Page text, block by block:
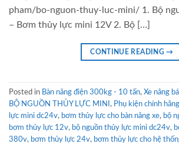
pham/bo-nguon-thuy-luc-mini/ 1. Bộ
– Bơm thủy lực mini 12V 2. Bộ […]
CONTINUE READING→
Posted in Bàn nâng điện 300kg - 10 tấn, Xe nâng
BỘ NGUỒN THỦY LỰC MINI , Phụ kiện chính hãng
lực mini dc24v, bơm thủy lực cho bàn nâng xe, bộ
bơm thủy lực 12v, bộ nguồn thủy lực mini dc24v,
380v, bơm thủy lực 24v, bơm thủy lực cho hệ